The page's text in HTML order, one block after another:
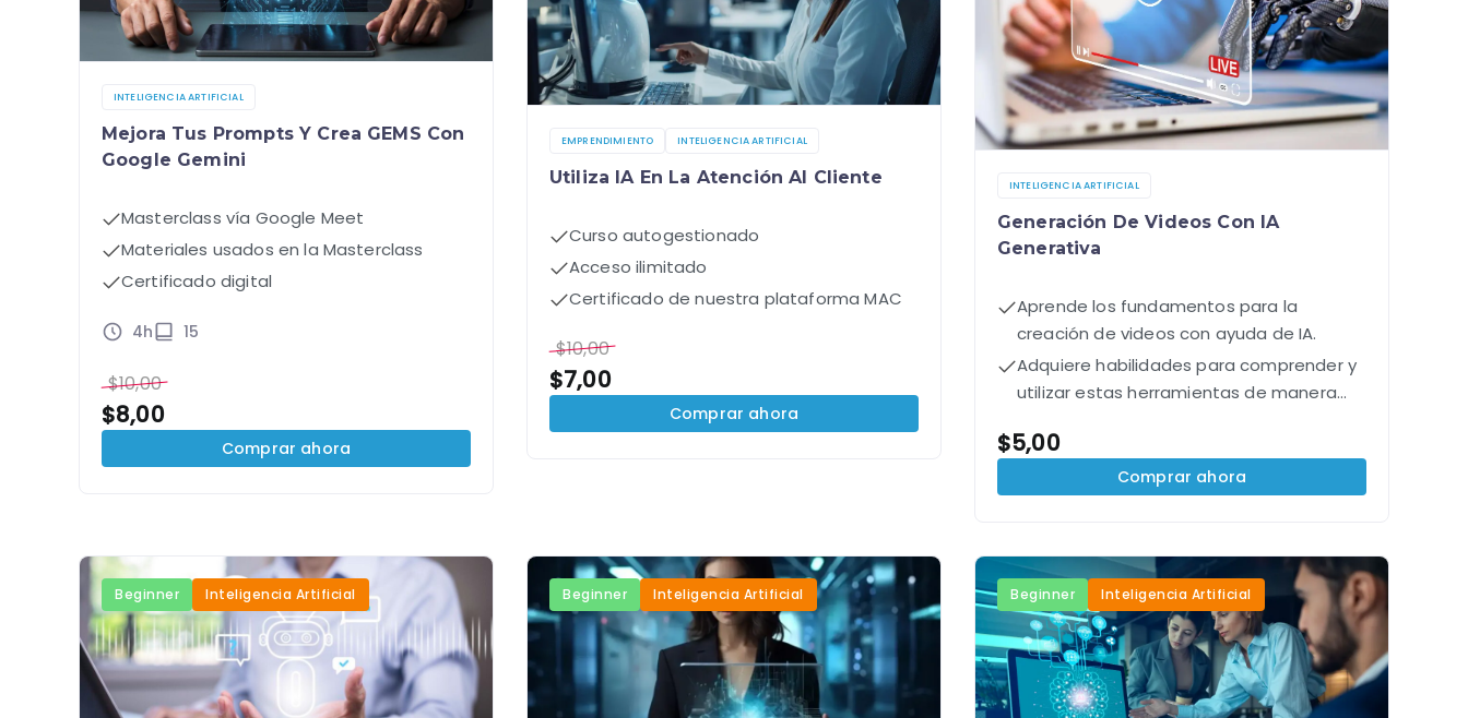
INTELIGENCIA ARTIFICIAL
Mejora Tus Prompts Y Crea GEMS Con
Google Gemini
Masterclass vía Google Meet
Materiales usados en la Masterclass
Certificado digital
4h 15
$10,00
$8,00
Comprar ahora
EMPRENDIMIENTO INTELIGENCIA ARTIFICIAL
Utiliza IA En La Atención Al Cliente
Curso autogestionado
Acceso ilimitado
Certificado de nuestra plataforma MAC
$10,00
$7,00
Comprar ahora
INTELIGENCIA ARTIFICIAL
Generación De Videos Con IA
Generativa
Aprende los fundamentos para la
creación de videos con ayuda de IA.
Adquiere habilidades para comprender y
utilizar estas herramientas de manera
$5,00
Comprar ahora
Beginner Inteligencia Artificial Beginner Inteligencia Artificial Beginner Inteligencia Artificial